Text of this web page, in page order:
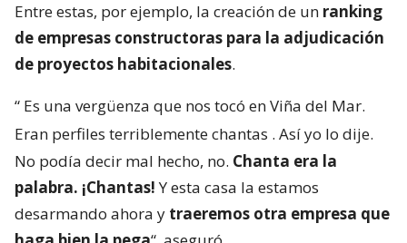
Entre estas, por ejemplo, la creación de un ranking
de empresas constructoras para la adjudicación
de proyectos habitacionales.
“ Es una vergüenza que nos tocó en Viña del Mar.
Eran perfiles terriblemente chantas . Así yo lo dije.
No podía decir mal hecho, no. Chanta era la
palabra. ¡Chantas!Y esta casa la estamos
desarmando ahora y traeremos otra empresa que